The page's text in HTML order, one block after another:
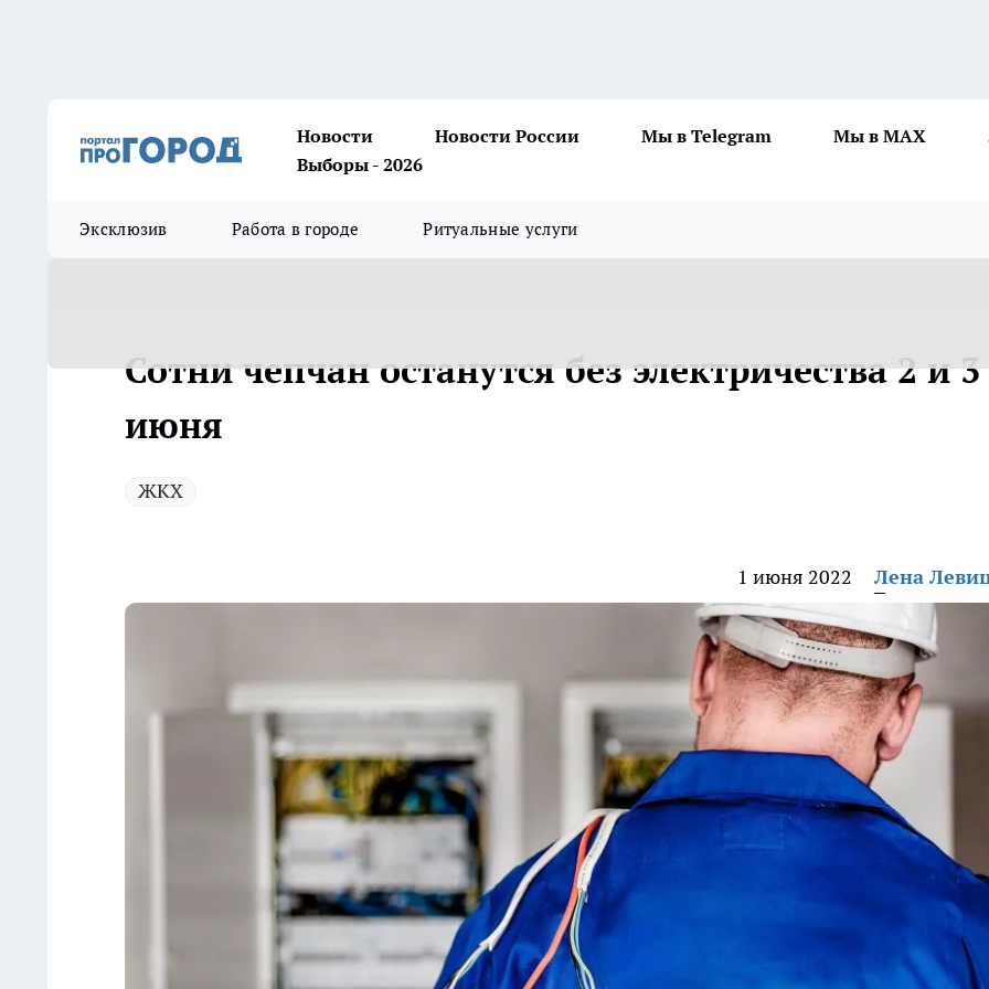
Новости Новости России Мы в Telegram Мы в MAX
Выборы - 2026
Эксклюзив Работа в городе Ритуальные услуги
Сотни чепчан останутся без электричества 2 и 3
июня
ЖКХ
1 июня 2022 Лена